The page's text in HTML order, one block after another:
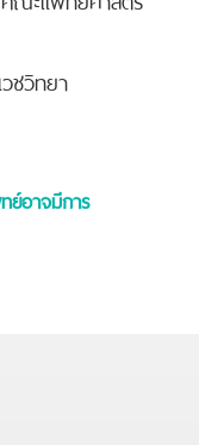
ชวิทยา
ย์อาจมีการ